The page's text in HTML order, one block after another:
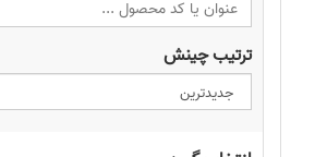
ترتیب چینش